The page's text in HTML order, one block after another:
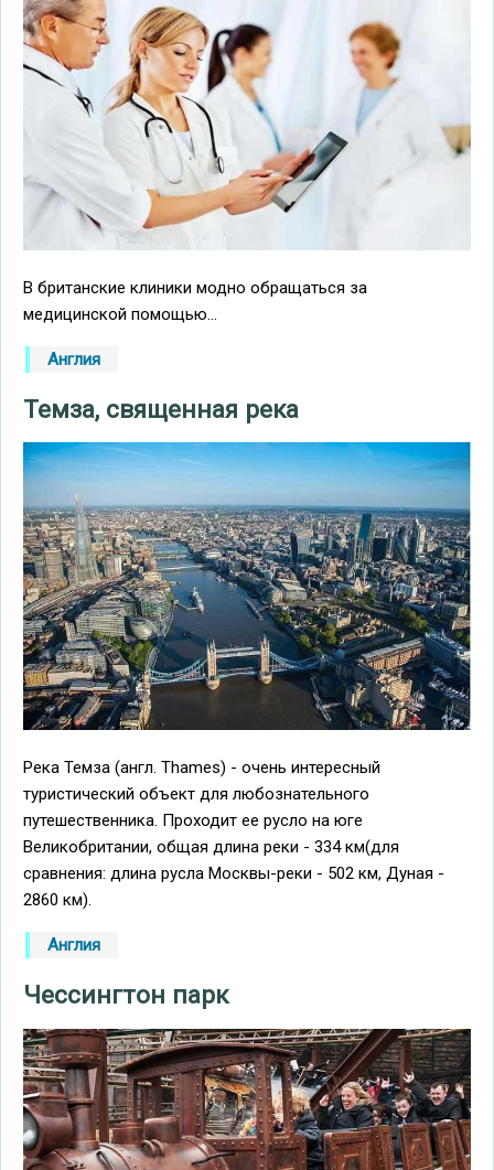
В британские клиники модно обращаться за
медицинской помощью...
Англия
Темза, священная река
Река Темза (англ. Thames) - очень интересный
туристический объект для любознательного
путешественника. Проходит ее русло на юге
Великобритании, общая длина реки - 334 км(для
сравнения: длина русла Москвы-реки - 502 км, Дуная -
2860 км).
Англия
Чессингтон парк